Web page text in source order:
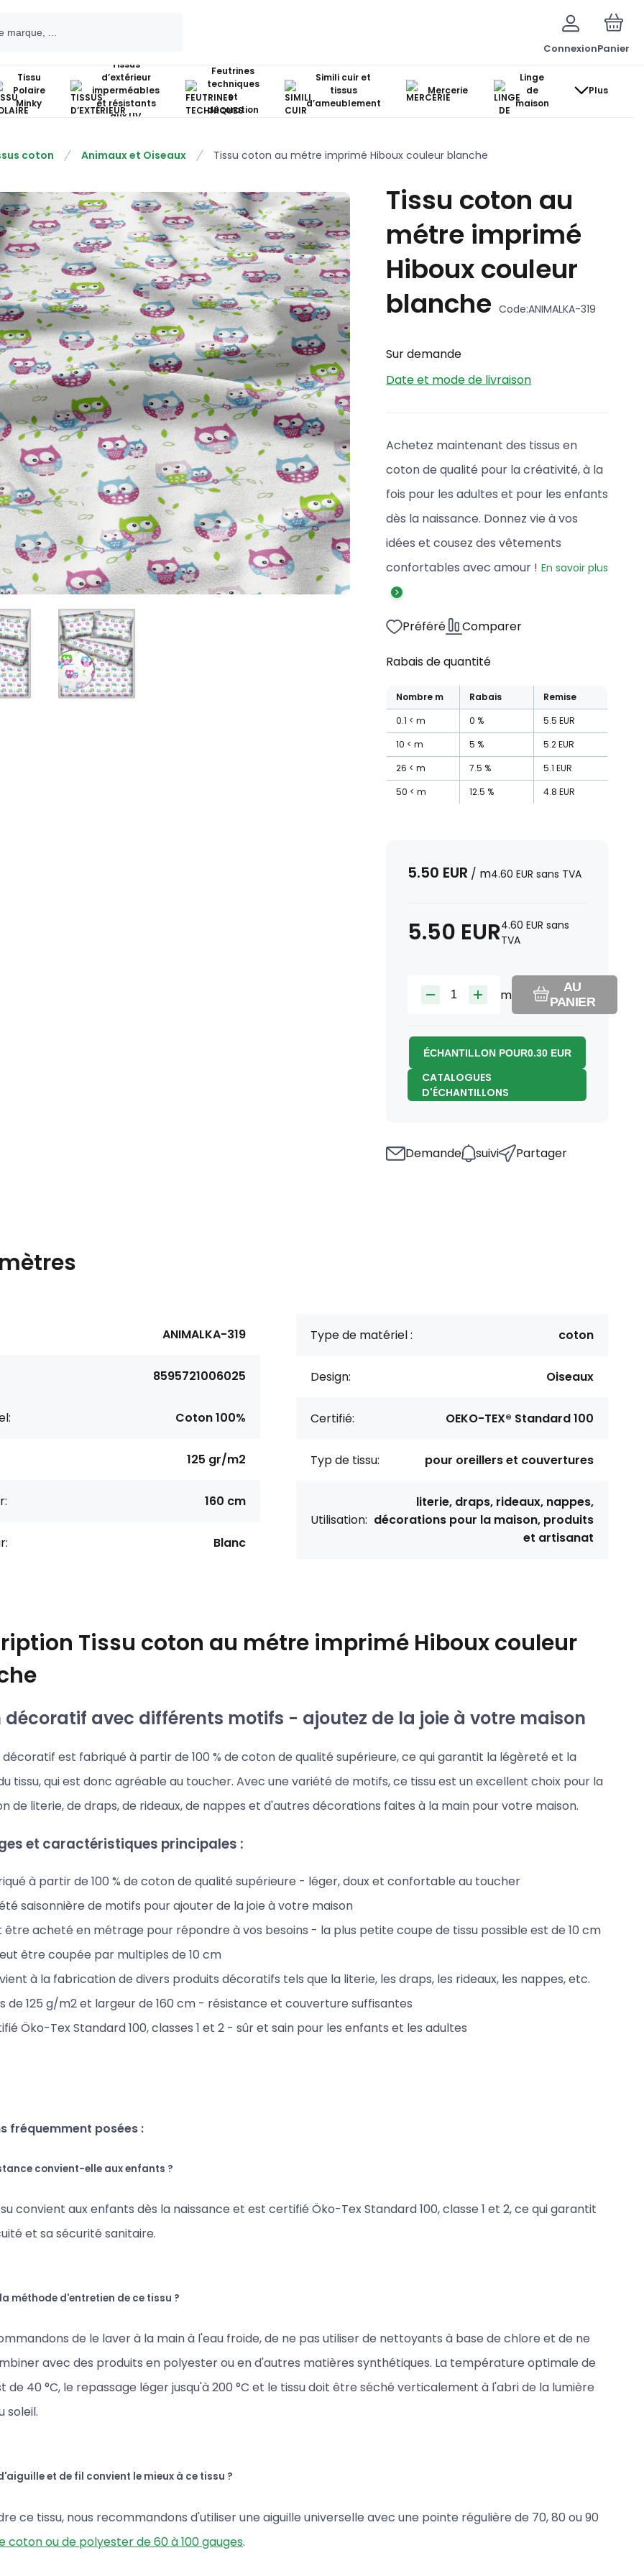
ConnexionPanier
Tissu
Polaire
Minky
Tissus
d’extérieur
imperméables
et résistants
aux UV
Feutrines
techniques
et
décoration
Simili cuir et
tissus
d’ameublement
Mercerie
Linge
de
maison
Plus
coton Animaux et Oiseaux Tissu coton au métre imprimé Hiboux couleur blanche
Tissu coton au
métre imprimé
Hiboux couleur
blanche Code:ANIMALKA-319
Sur demande
Date et mode de livraison
Achetez maintenant des tissus en
coton de qualité pour la créativité, à la
fois pour les adultes et pour les enfants
dès la naissance. Donnez vie à vos
idées et cousez des vêtements
confortables avec amour ! En savoir plus
Préféré Comparer
Rabais de quantité
Nombre m Rabais
Remise
0.1
m 0 % 5.5 EUR
10
m 5 % 5.2EUR
26
m 7.5 % 5.1 EUR
50
m 12.5 % 4.8 EUR
5.50 EUR / m4.60 EUR sans TVA
5.50 EUR4.60 EUR sans
TVA
m
AU
PANIER
ÉCHANTILLON POUR0.30 EUR
CATALOGUES
D'ÉCHANTILLONS
Demande suivi Partager
ANIMALKA-319
8595721006025
Coton 100%
125 gr/m2
160 cm
Blanc
Type de matériel : coton
Design: Oiseaux
Certifié: OEKO-TEX® Standard 100
Typ de tissu: pour oreillers et couvertures
Utilisation:
literie, draps, rideaux, nappes,
décorations pour la maison, produits
et artisanat
Tissu coton au métre imprimé Hiboux couleur
décoratif avec différents motifs - ajoutez de la joie à votre maison
est fabriqué à partir de 100 % de coton de qualité supérieure, ce qui garantit la légèreté et la
tissu, qui est donc agréable au toucher. Avec une variété de motifs, ce tissu est un excellent choix pour la
de literie, de draps, de rideaux, de nappes et d'autres décorations faites à la main pour votre maison.
et caractéristiques principales :
à partir de 100 % de coton de qualité supérieure - léger, doux et confortable au toucher
saisonnière de motifs pour ajouter de la joie à votre maison
être acheté en métrage pour répondre à vos besoins - la plus petite coupe de tissu possible est de 10 cm
être coupée par multiples de 10 cm
à la fabrication de divers produits décoratifs tels que la literie, les draps, les rideaux, les nappes, etc.
de 125 g/m2 et largeur de 160 cm - résistance et couverture suffisantes
Öko-Tex Standard 100, classes 1 et 2 - sûr et sain pour les enfants et les adultes
fréquemment posées :
convient-elle aux enfants ?
convient aux enfants dès la naissance et est certifié Öko-Tex Standard 100, classe 1 et 2, ce qui garantit
et sa sécurité sanitaire.
méthode d'entretien de ce tissu ?
de le laver à la main à l'eau froide, de ne pas utiliser de nettoyants à base de chlore et de ne
avec des produits en polyester ou en d'autres matières synthétiques. La température optimale de
de 40 °C, le repassage léger jusqu'à 200 °C et le tissu doit être séché verticalement à l'abri de la lumière
soleil.
et de fil convient le mieux à ce tissu ?
ce tissu, nous recommandons d'utiliser une aiguille universelle avec une pointe régulière de 70, 80 ou 90
coton ou de polyester de 60 à 100 gauges.